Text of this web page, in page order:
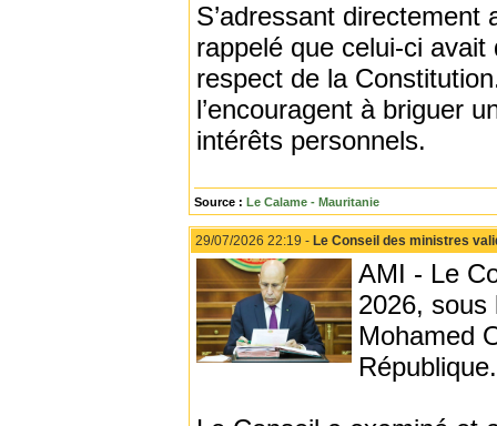
S’adressant directement
rappelé que celui-ci
respect de la
l’encouragent à briguer
intérêts personnels.
Source : Le Calame - Mauritanie
29/07/2026 22:19 - Le Conseil des ministres
AMI - Le
2026, sous
Mohamed
République.